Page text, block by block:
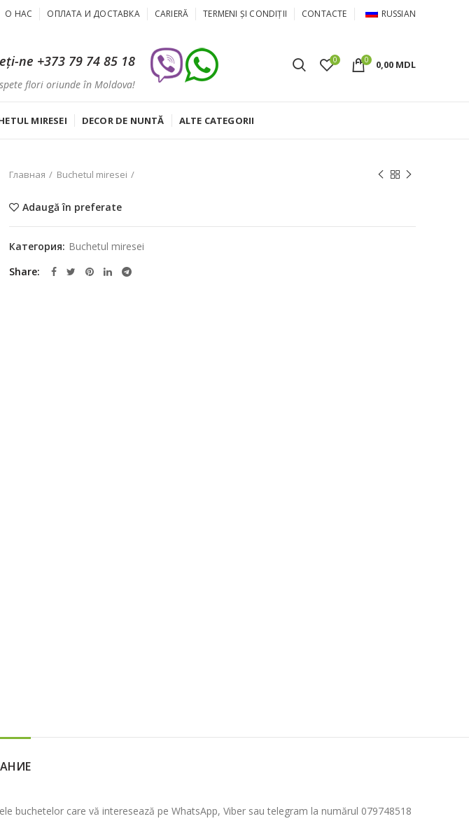
О НАС ОПЛАТА И ДОСТАВКА CARIERĂ TERMENI ȘI CONDIȚII CONTACTE RUSSIAN
ne +373 79 74 85 18
flori oriunde în Moldova!
0 0 0,00 MDL
MIRESEI DECOR DE NUNTĂ ALTE CATEGORII
Главная Buchetul miresei
Adaugă în preferate
Категория: Buchetul miresei
Share
buchetelor care vă interesează pe WhatsApp, Viber sau telegram la numărul 079748518